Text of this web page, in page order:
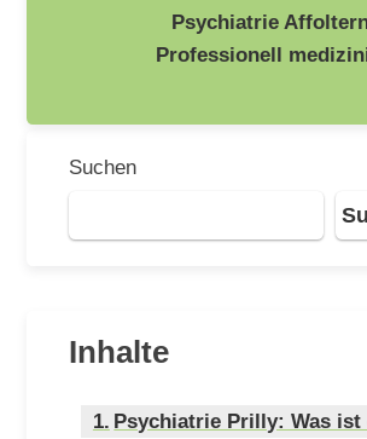
Psychiatrie
Professionell
Suchen
Inhalte
Psychiatrie Prilly: Was ist